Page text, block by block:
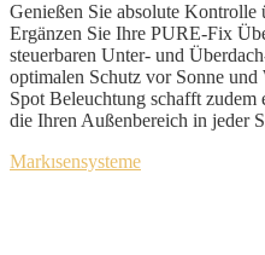
Genießen Sie absolute Kontrolle
Ergänzen Sie Ihre PURE-Fix
steuerbaren Unter- und
optimalen Schutz vor Sonne
Spot Beleuchtung schafft
die Ihren Außenbereich in jeder
Markısensysteme